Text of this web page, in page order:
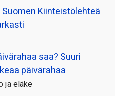
Kiinteistölehteä
saa? Suuri
päivärahaa
ja eläke